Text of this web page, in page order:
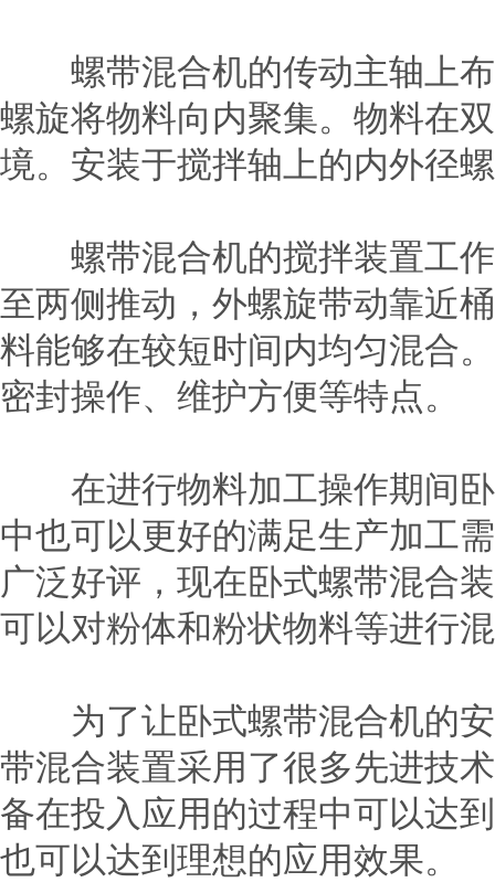
螺带混合机的传动主轴上布
螺旋将物料向内聚集。物料在
境。安装于搅拌轴上的内外径
螺带混合机的搅拌装置工作
至两侧推动，外螺旋带动靠近
料能够在较短时间内均匀混合
密封操作、维护方便等特点。
在进行物料加工操作期间卧
中也可以更好的满足生产加工
广泛好评，现在卧式螺带混合
可以对粉体和粉状物料等进行
为了让卧式螺带混合机的安
带混合装置采用了很多先进技
备在投入应用的过程中可以达
也可以达到理想的应用效果。